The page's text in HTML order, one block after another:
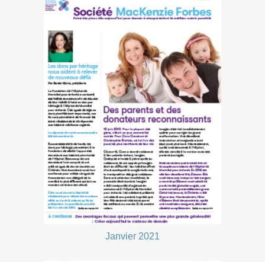
Janvier 2021